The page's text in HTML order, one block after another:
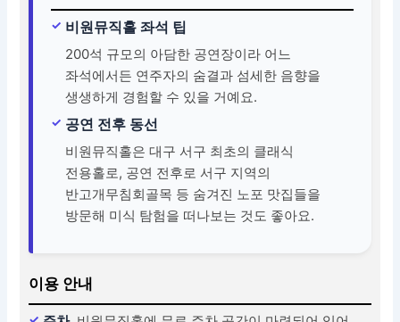
비원뮤직홀 좌석 팁
200석 규모의 아담한 공연장이라 어느
좌석에서든 연주자의 숨결과 섬세한 음향을
생생하게 경험할 수 있을 거예요.
공연 전후 동선
비원뮤직홀은 대구 서구 최초의 클래식
전용홀로, 공연 전후로 서구 지역의
반고개무침회골목 등 숨겨진 노포 맛집들을
방문해 미식 탐험을 떠나보는 것도 좋아요.
이용 안내